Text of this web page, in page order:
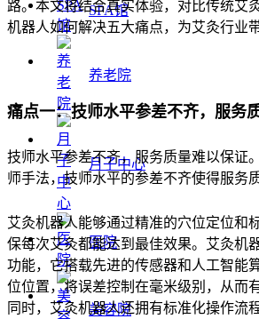
SPA馆
养老院
月子中心
医院
美容院
路。本文将结合真实体验，对比传统艾
机器人如何解决五大痛点，为艾灸行业
痛点一：技师水平参差不齐，服务
技师水平参差不齐，服务质量难以保证
师手法，技师水平的参差不齐使得服务
艾灸机器人能够通过精准的穴位定位和
保每次艾灸都能达到最佳效果。艾灸机
功能，它搭载先进的传感器和人工智能
位位置，将误差控制在毫米级别，从而
同时，艾灸机器人还拥有标准化操作流